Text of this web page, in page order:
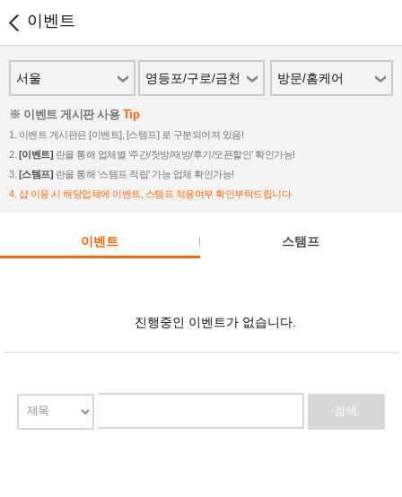
이벤트
서울 영등포/구로/금천 방문/홈케어
※ 이벤트 게시판 사용 Tip
1. 이벤트 게시판은 [이벤트], [스템프] 로 구분되어져 있음!
2. [이벤트] 란을 통해 업체별 ‘주간/첫방/재방/후기/오픈할인’ 확인가능!
3. [스템프] 란을 통해 ‘스템프 적립’ 가능 업체 확인가능!
4. 샵 이용 시 해당업체에 이벤트, 스템프 적용여부 확인부탁드립니다
이벤트 스탬프
진행중인 이벤트가 없습니다.